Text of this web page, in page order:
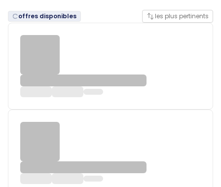
offres disponibles les plus pertinents